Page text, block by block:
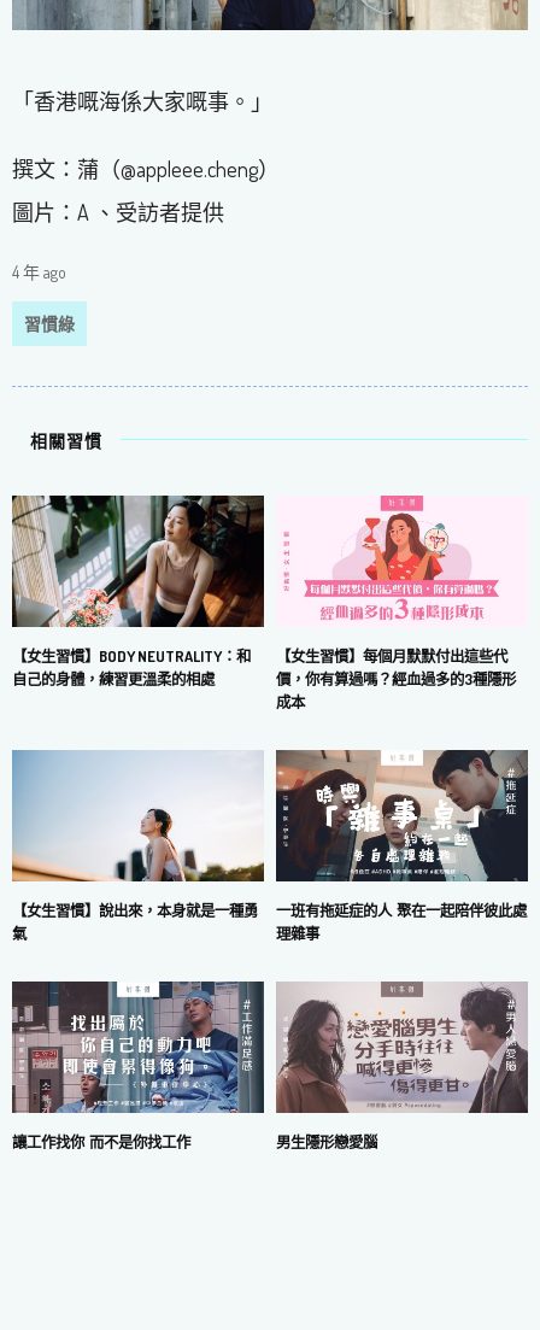
「香港嘅海係大家嘅事。」
撰文：蒲（@appleee.cheng）
圖片：A 、受訪者提供
4 年 ago
習慣綠
相關習慣
【女生習慣】BODY NEUTRALITY：和
自己的身體，練習更溫柔的相處
【女生習慣】每個月默默付出這些代
價，你有算過嗎？經血過多的3種隱形
成本
【女生習慣】說出來，本身就是一種勇
氣
一班有拖延症的人 聚在一起陪伴彼此處
理雜事
讓工作找你 而不是你找工作 男生隱形戀愛腦